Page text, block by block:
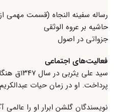
رساله سفینه النجاه (قسمت مهمی
حاشیه بر عروه الوثقی
جزواتی در اصول
فعالیت‌های اجتماعی
سید
پرداخت. او در زمان حیات
نویسندگان گلشن ابرار او را